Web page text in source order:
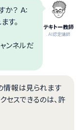
テキトー教師
.AI認定講師
か？ A:
す。
ンネルだ
情報は見られます
セスできるのは、許